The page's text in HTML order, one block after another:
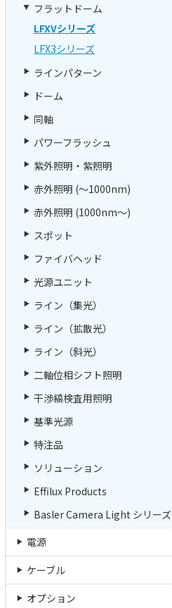
フラットドーム
LFXVシリーズ
LFX3シリーズ
ラインパターン
ドーム
同軸
パワーフラッシュ
紫外照明・紫照明
赤外照明 (～1000nm)
赤外照明 (1000nm～)
スポット
ファイバヘッド
光源ユニット
ライン（集光）
ライン（拡散光）
ライン（斜光）
二軸位相シフト照明
干渉縞検査用照明
基準光源
特注品
ソリューション
Effilux Products
Basler Camera Light シリーズ
電源
ケーブル
オプション